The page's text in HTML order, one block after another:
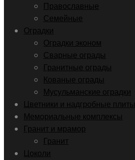
Православные
Семейные
Оградки
Оградки эконом
Сварные ограды
Гранитные ограды
Кованые ограды
Мусульманские оградки
Цветники и надгробные плиты
Мемориальные комплексы
Гранит и мрамор
Гранит
Цоколи